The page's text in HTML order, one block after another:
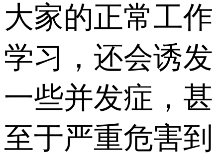
大家的正常工作
学习，还会诱发
一些并发症，甚
至于严重危害到